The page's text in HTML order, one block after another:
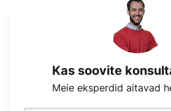
Kas soovite
Meie eksperdid aitavad